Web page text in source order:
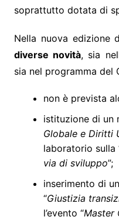
soprattutto dotata di
Nella nuova edizione
diverse novità, sia
sia nel programma del
non è prevista
istituzione di un
Globale e Diritti
laboratorio sulla
via di sviluppo”;
inserimento di
“Giustizia
l’evento “Master